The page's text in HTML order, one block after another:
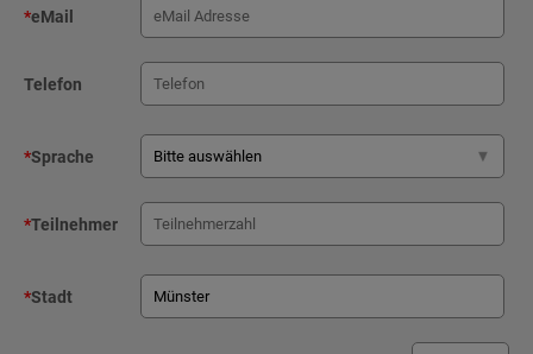
*eMail
Telefon
*Sprache
*Teilnehmer
*Stadt